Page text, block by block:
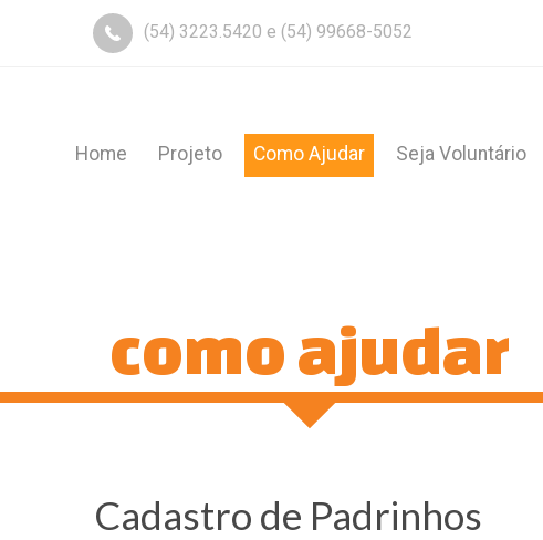
(54) 3223.5420 e (54) 99668-5052
Home Projeto Como Ajudar Seja Voluntário
como ajudar
Cadastro de Padrinhos